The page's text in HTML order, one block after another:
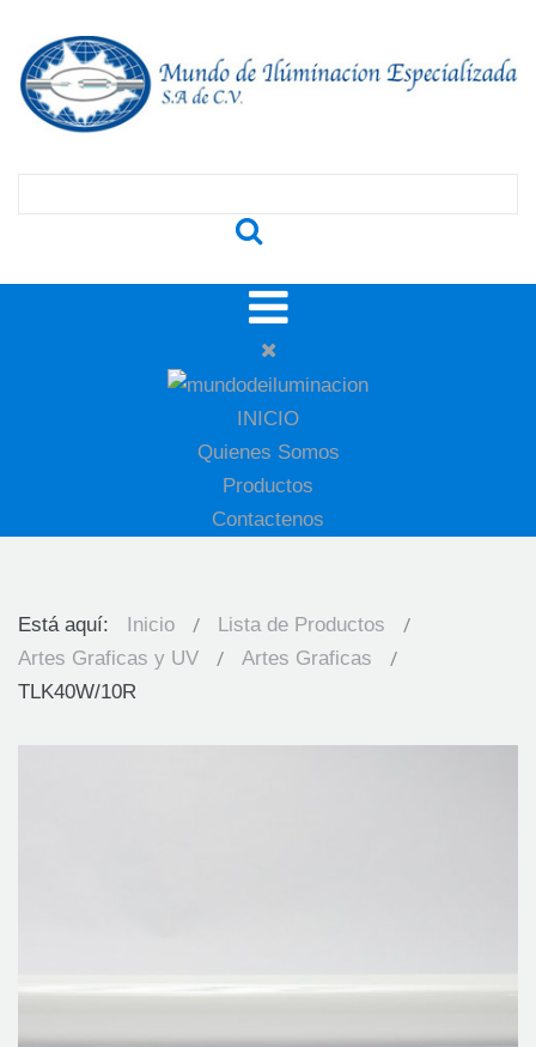
INICIO
Quienes Somos
Productos
Contactenos
Está aquí: Inicio
Lista de Productos
Artes Graficas y UV
Artes Graficas
TLK40W/10R